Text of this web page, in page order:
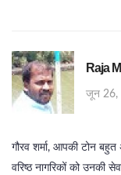
Raja
जून 26,
गौरव शर्मा, आपकी टोन बहुत
वरिष्ठ नागरिकों को उनकी